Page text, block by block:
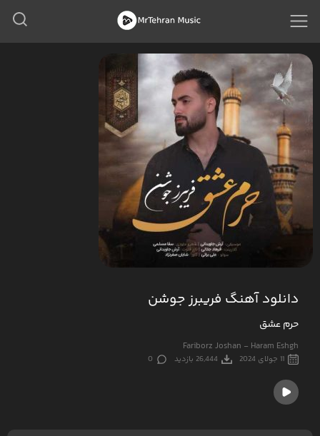
دانلود آهنگ فریبرز جوشن
حرم عشق
Fariborz Joshan - Haram Eshgh
11 جولای 2024 26,444 بازدید 0